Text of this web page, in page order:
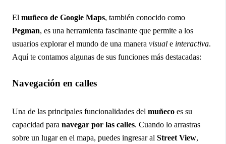
El muñeco de Google Maps, también conocido como
Pegman, es una herramienta fascinante que permite a los
usuarios explorar el mundo de una manera visual e interactiva.
Aquí te contamos algunas de sus funciones más destacadas:
Navegación en calles
Una de las principales funcionalidades del muñeco es su
capacidad para navegar por las calles. Cuando lo arrastras
sobre un lugar en el mapa, puedes ingresar al Street View,